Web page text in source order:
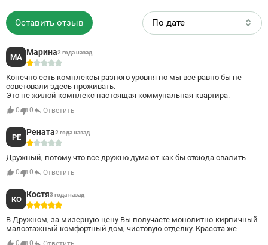
Оставить отзыв По дате
МА
Марина2 года назад
1
Конечно есть комплексы разного уровня но мы все равно бы не
советовали здесь проживать.
Это не жилой комплекс настоящая коммунальная квартира.
0 0 Ответить
РЕ
Рената2 года назад
1
Дружный, потому что все дружно думают как бы отсюда свалить
0 0 Ответить
КО
Костя3 года назад
5
В Дружном, за мизерную цену Вы получаете монолитно-кирпичный
малоэтажный комфортный дом, чистовую отделку. Красота же
0 0